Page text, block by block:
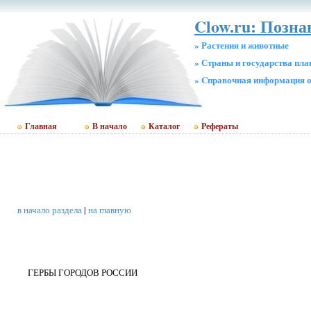
Clow.ru:
» Растения и животные
» Страны и государства
» Cправочная информация
Главная В начало Каталог Рефераты
в начало раздела| на главную
ГЕРБЫ ГОРОДОВ РОССИИ